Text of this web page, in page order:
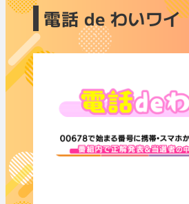
電話 de わいワイ